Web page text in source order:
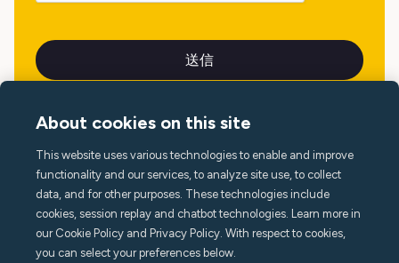
言語
About cookies on this site
This website uses various technologies to enable and improve
functionality and our services, to analyze site use, to collect
data, and for other purposes. These technologies include
cookies, session replay and chatbot technologies. Learn more in
our Cookie Policy and Privacy Policy. With respect to cookies,
you can select your preferences below.